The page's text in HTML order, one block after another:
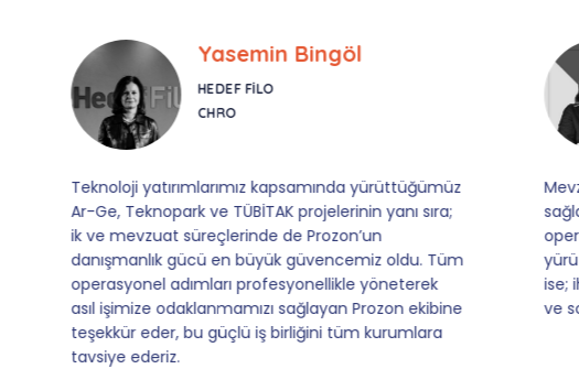
Yasemin Bingöl
HEDEF FILO
CHRO
Teknoloji yatırımlarımız kapsamında yürüttüğümüz
Ar-Ge, Teknopark ve TÜBİTAK projelerinin yanı sıra;
ik ve mevzuat süreçlerinde de Prozon’un
danışmanlık gücü en büyük güvencemiz oldu. Tüm
operasyonel adımları profesyonellikle yöneterek
asıl işimize odaklanmamızı sağlayan Prozon ekibine
teşekkür eder, bu güçlü iş birliğini tüm kurumlara
tavsiye ederiz.
ise;
ve